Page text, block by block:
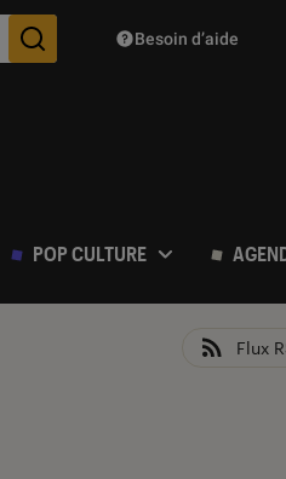
Des suggestions de
Besoin d’aide
POP CULTURE
Flux